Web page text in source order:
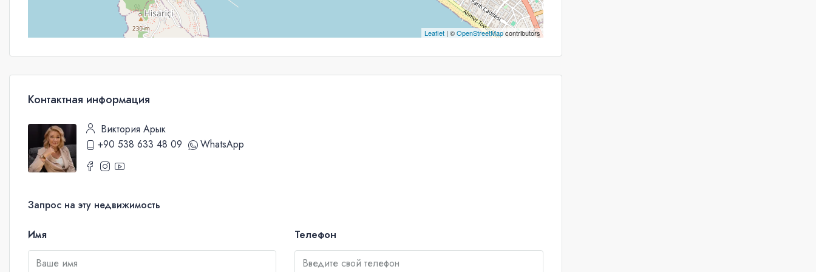
Leaflet| ©OpenStreetMapcontributors
Контактная информация
Виктория Арык
+90 538 633 48 09
WhatsApp
Запрос на эту недвижимость
Имя Телефон